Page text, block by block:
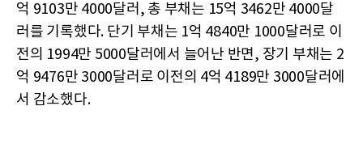
억 9103만 4000달러, 총 부채는 15억 3462만 4000달
러를 기록했다. 단기 부채는 1억 4840만 1000달러로 이
전의 1994만 5000달러에서 늘어난 반면, 장기 부채는 2
억 9476만 3000달러로 이전의 4억 4189만 3000달러에
서 감소했다.